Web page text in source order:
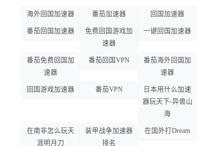
海外回国加速器 番茄加速器 回国加速器
番茄回国加速器
免费回国游戏加
速器
一键回国加速器
番茄免费回国加
速器
番茄回国VPN
番茄海外回国加
速器
回国游戏加速器 番茄VPN
日本用什么加速
器玩天下-异兽山
海
在南非怎么玩天
涯明月刀
装甲战争加速器
排名
在国外打Dream